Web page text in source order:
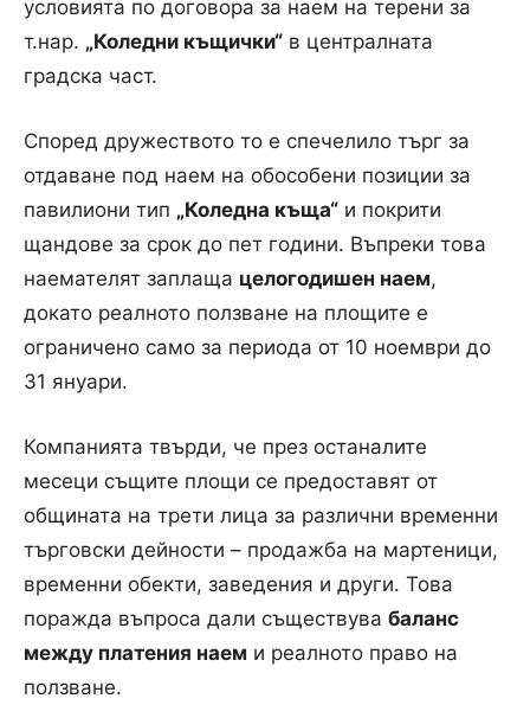
условията по договора за наем на терени за
т.нар. „Коледни къщички“ в централната
градска част.
Според дружеството то е спечелило търг за
отдаване под наем на обособени позиции за
павилиони тип „Коледна къща“ и покрити
щандове за срок до пет години. Въпреки това
наемателят заплаща целогодишен наем,
докато реалното ползване на площите е
ограничено само за периода от 10 ноември до
31 януари.
Компанията твърди, че през останалите
месеци същите площи се предоставят от
общината на трети лица за различни временни
търговски дейности – продажба на мартеници,
временни обекти, заведения и други. Това
поражда въпроса дали съществува баланс
между платения наем и реалното право на
ползване.